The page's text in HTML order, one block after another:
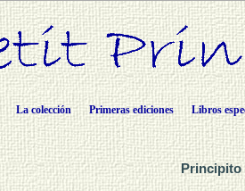
La colección Primeras ediciones Libros
Principito